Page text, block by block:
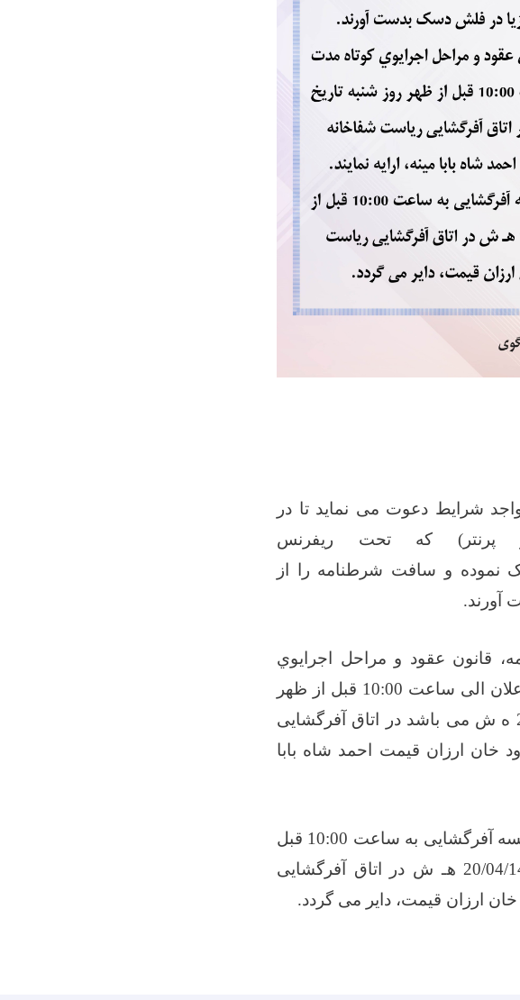
شرایط دعوت می نماید تا در
پرنتر) که تحت ریفرنس
نموده و سافت شرطنامه را از
آورند.
قانون عقود و مراحل اجرایوي
کوتاه‌ مدت وزارت صحت عامه طور سر بسته از تاریخ نشراعلان الی ساعت 10:00 قبل از ظهر
روز شنبه تاریخ 25/01/1448 هـ ق که مصادف به 20/04/1405 ه ش می باشد در اتاق آفرگشایی
خان ارزان قیمت احمد شاه بابا
آفرهای ناوقت رسیده و انترنتی قابل پذیرش نمی باشد. و جلسه آفرگشایی به ساعت 10:00 قبل
از ظهر روز شنبه تاریخ 25/01/1448 هـ ق مصادف به 20/04/1405 هـ ش در اتاق آفرگشایی
خان ارزان قیمت، دایر می گردد.